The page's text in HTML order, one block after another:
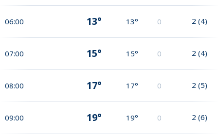
06:00 13° 13° 0 2 (4)
07:00 15° 15° 0 2 (4)
08:00 17° 17° 0 2 (5)
09:00 19° 19° 0 2 (6)